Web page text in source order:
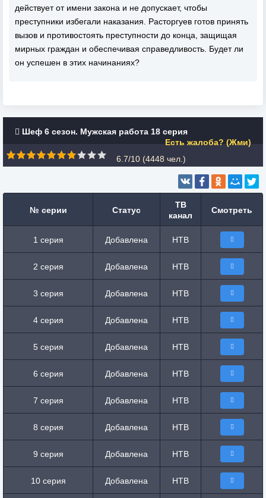
действует от имени закона и не допускает, чтобы
преступники избегали наказания. Расторгуев готов принять
вызов и противостоять преступности до конца, защищая
мирных граждан и обеспечивая справедливость. Будет ли
он успешен в этих начинаниях?
Шеф 6 сезон. Мужская работа 18 серия
Есть жалоба? (Жми)
6.7/10 (4448 чел.)
№ серии Статус
ТВ
канал
Смотреть
1 серия Добавлена НТВ
2 серия Добавлена НТВ
3 серия Добавлена НТВ
4 серия Добавлена НТВ
5 серия Добавлена НТВ
6 серия Добавлена НТВ
7 серия Добавлена НТВ
8 серия Добавлена НТВ
9 серия Добавлена НТВ
10 серия Добавлена НТВ